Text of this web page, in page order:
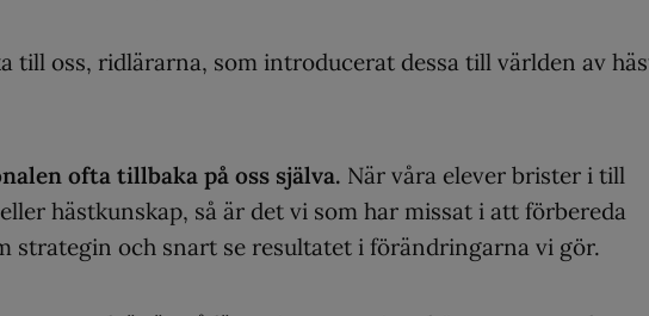
till oss, ridlärarna, som introducerat dessa till världen av
ofta tillbaka på oss själva. När våra elever brister i till
hästkunskap, så är det vi som har missat i att förbereda
strategin och snart se resultatet i förändringarna vi gör.